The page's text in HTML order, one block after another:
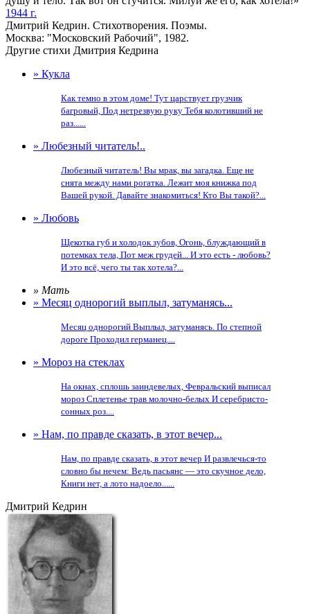
1944 г.
Дмитрий Кедрин. Стихотворения. Поэмы.
Москва: "Московский Рабочий", 1982.
Другие стихи Дмитрия Кедрина
» Кукла
Как темно в этом доме! Тут царствует грузчик
багровый, Под нетрезвую руку Тебя колотивший не
раз......
» Любезный читатель!..
Любезный читатель! Вы мрак, вы загадка. Еще не
снята между нами рогатка. Лежит моя книжка под
Вашей рукой. Давайте знакомиться! Кто Вы такой?...
» Любовь
Щекотка губ и холодок зубов, Огонь, блуждающий в
потемках тела, Пот меж грудей... И это есть - любовь?
И это всё, чего ты так хотела?...
» Мать
» Месяц однорогий выплыл, затуманясь...
Месяц однорогий Выплыл, затуманясь. По степной
дороге Проходил германец....
» Мороз на стеклах
На окнах, сплошь заиндевелых, Февральский выписал
мороз Сплетенье трав молочно-белых И серебристо-
сонных роз....
» Нам, по правде сказать, в этот вечер...
Нам, по правде сказать, в этот вечер И развлечься-то
словно бы нечем: Ведь пасьянс — это скучное дело,
Книги нет, а лото надоело......
Дмитрий Кедрин